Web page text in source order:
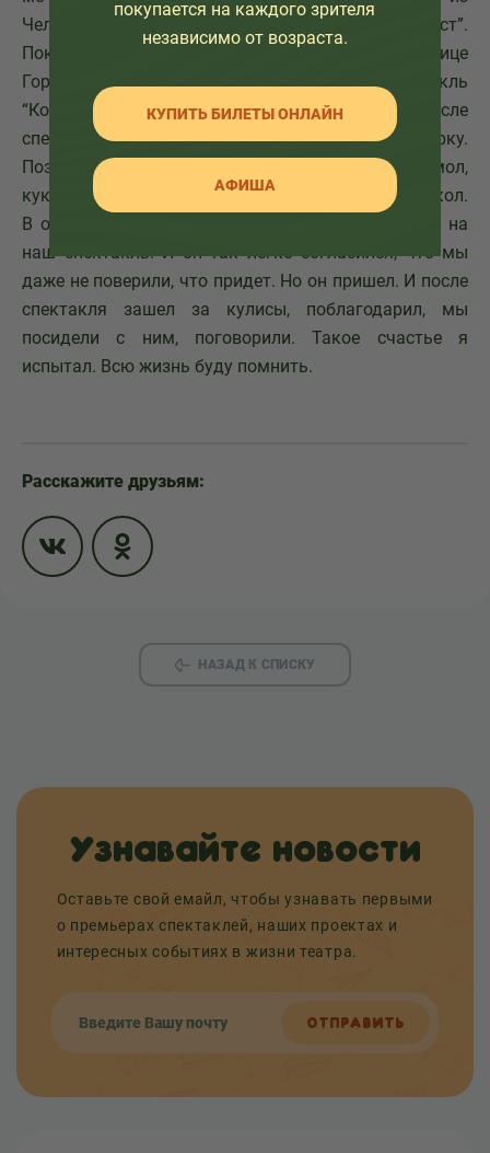
Челябинска в Москву спектакль “Фауст”.
Показывали его в еще старом Доме актера на улице
Горького. А накануне пошли на спектакль
“Костюмер”, где Гердт играл с Якутом, и после
спектакля нагло завалились к Гердту в гримерку.
Поздравили его. Представились: мы, мол,
кукольники, и знаем, что ваши корни - в театре кукол.
В общем, попросили Зиновия Ефимовича прийти на
наш спектакль. И он так легко согласился, что мы
даже не поверили, что придет. Но он пришел. И после
спектакля зашел за кулисы, поблагодарил, мы
посидели с ним, поговорили. Такое счастье я
испытал. Всю жизнь буду помнить.
Расскажите друзьям:
НАЗАД К СПИСКУ
Узнавайте новости
Оставьте свой емайл, чтобы узнавать первыми
о премьерах спектаклей, наших проектах и
интересных событиях в жизни театра.
ОТПРАВИТЬ
покупается на каждого зрителя
независимо от возраста.
КУПИТЬ БИЛЕТЫ ОНЛАЙН
АФИША